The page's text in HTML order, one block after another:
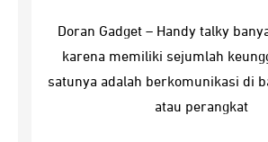
Doran Gadget – Handy talky
karena memiliki sejumlah
satunya adalah berkomunikasi di
atau perangkat